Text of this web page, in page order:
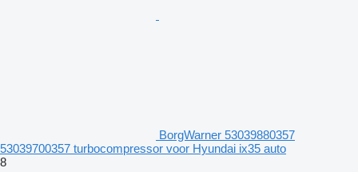
BorgWarner 53039880357
53039700357 turbocompressor voor Hyundai ix35 auto
8